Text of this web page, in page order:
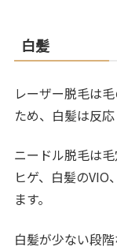
白髪
レーザー脱毛は
ため、白髪は反
ニードル脱毛は
ヒゲ、白髪の
ます。
白髪が少ない段